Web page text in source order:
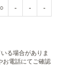
○ - - -
る場合がありま
お電話にてご確認